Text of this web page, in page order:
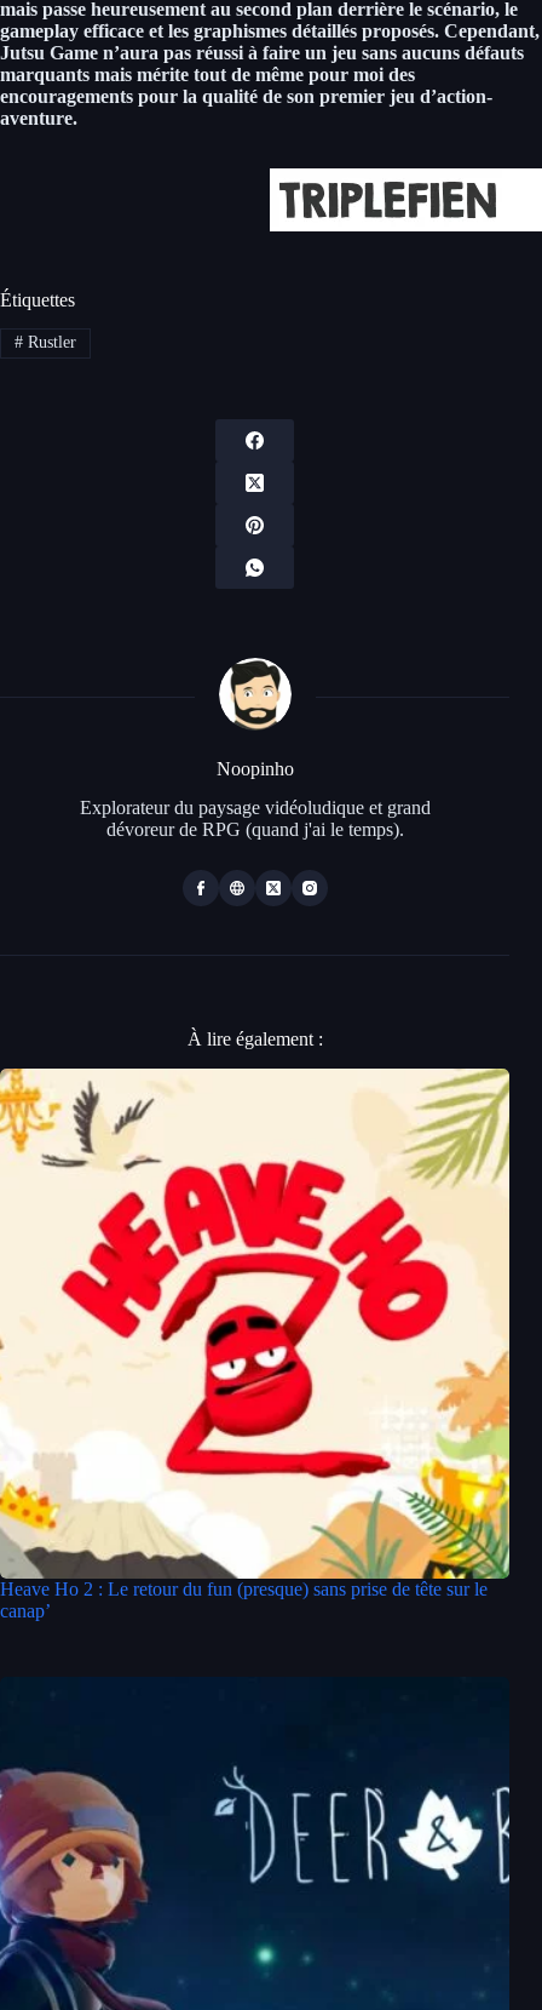
mais passe heureusement au second plan derrière le scénario, le
gameplay efficace et les graphismes détaillés proposés. Cependant,
Jutsu Game n’aura pas réussi à faire un jeu sans aucuns défauts
marquants mais mérite tout de même pour moi des
encouragements pour la qualité de son premier jeu d’action-
aventure.
Étiquettes
#Rustler
Noopinho
Explorateur du paysage vidéoludique et grand
dévoreur de RPG (quand j'ai le temps).
À lire également :
Heave Ho 2 : Le retour du fun (presque) sans prise de tête sur le
canap’